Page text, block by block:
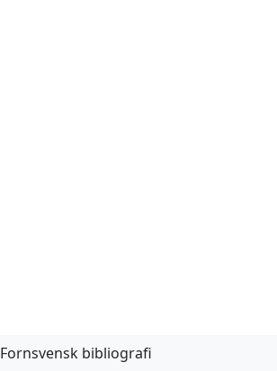
Fornsvensk bibliografi